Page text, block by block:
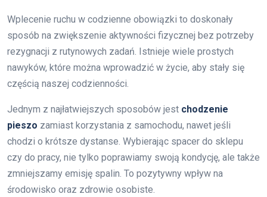
Wplecenie ruchu w codzienne obowiązki to doskonały
sposób na zwiększenie aktywności fizycznej bez potrzeby
rezygnacji z rutynowych zadań. Istnieje wiele prostych
nawyków, które można wprowadzić w życie, aby stały się
częścią naszej codzienności.
Jednym z najłatwiejszych sposobów jest chodzenie
pieszo zamiast korzystania z samochodu, nawet jeśli
chodzi o krótsze dystanse. Wybierając spacer do sklepu
czy do pracy, nie tylko poprawiamy swoją kondycję, ale także
zmniejszamy emisję spalin. To pozytywny wpływ na
środowisko oraz zdrowie osobiste.